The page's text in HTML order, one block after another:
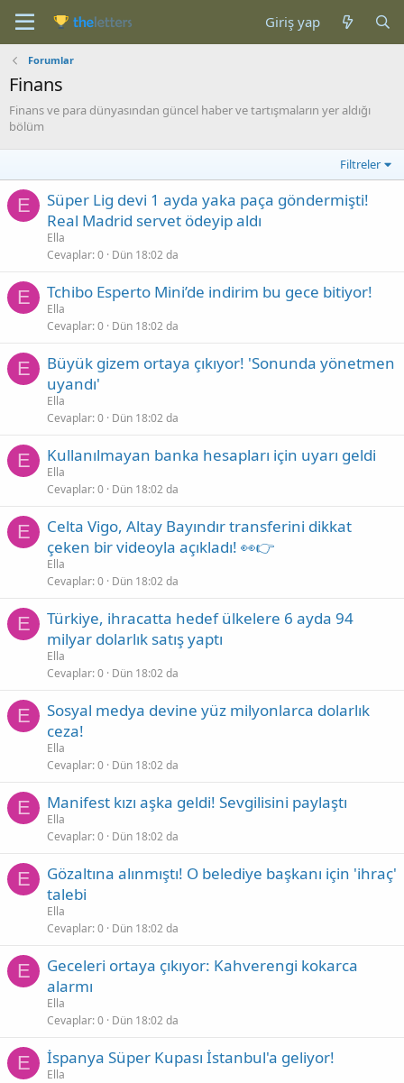
Giriş yap
Forumlar
Finans
Finans ve para dünyasından güncel haber ve tartışmaların yer aldığı
bölüm
Filtreler
E
Süper Lig devi 1 ayda yaka paça göndermişti!
Real Madrid servet ödeyip aldı
Ella
Cevaplar 0 Dün 18:02 da
E Tchibo Esperto Mini’de indirim bu gece bitiyor!
Ella
Cevaplar 0 Dün 18:02 da
E
Büyük gizem ortaya çıkıyor! 'Sonunda yönetmen
uyandı'
Ella
Cevaplar 0 Dün 18:02 da
E Kullanılmayan banka hesapları için uyarı geldi
Ella
Cevaplar 0 Dün 18:02 da
E
Celta Vigo, Altay Bayındır transferini dikkat
çeken bir videoyla açıkladı! 👀👉
Ella
Cevaplar 0 Dün 18:02 da
E
Türkiye, ihracatta hedef ülkelere 6 ayda 94
milyar dolarlık satış yaptı
Ella
Cevaplar 0 Dün 18:02 da
E
Sosyal medya devine yüz milyonlarca dolarlık
ceza!
Ella
Cevaplar 0 Dün 18:02 da
E Manifest kızı aşka geldi! Sevgilisini paylaştı
Ella
Cevaplar 0 Dün 18:02 da
E
Gözaltına alınmıştı! O belediye başkanı için 'ihraç'
talebi
Ella
Cevaplar 0 Dün 18:02 da
E
Geceleri ortaya çıkıyor: Kahverengi kokarca
alarmı
Ella
Cevaplar 0 Dün 18:02 da
E İspanya Süper Kupası İstanbul'a geliyor!
Ella